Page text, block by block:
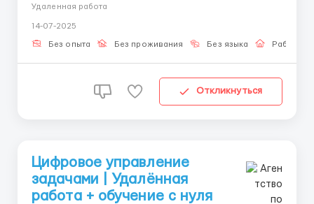
задачах с инструкциями • Возможность планировать
занятость • Ответы на вопросы в любое время Что
Удаленная работа
14-07-2025
Без опыта Без проживания Без языка Работа
Откликнуться
Цифровое управление
задачами | Удалённая
работа + обучение с нуля